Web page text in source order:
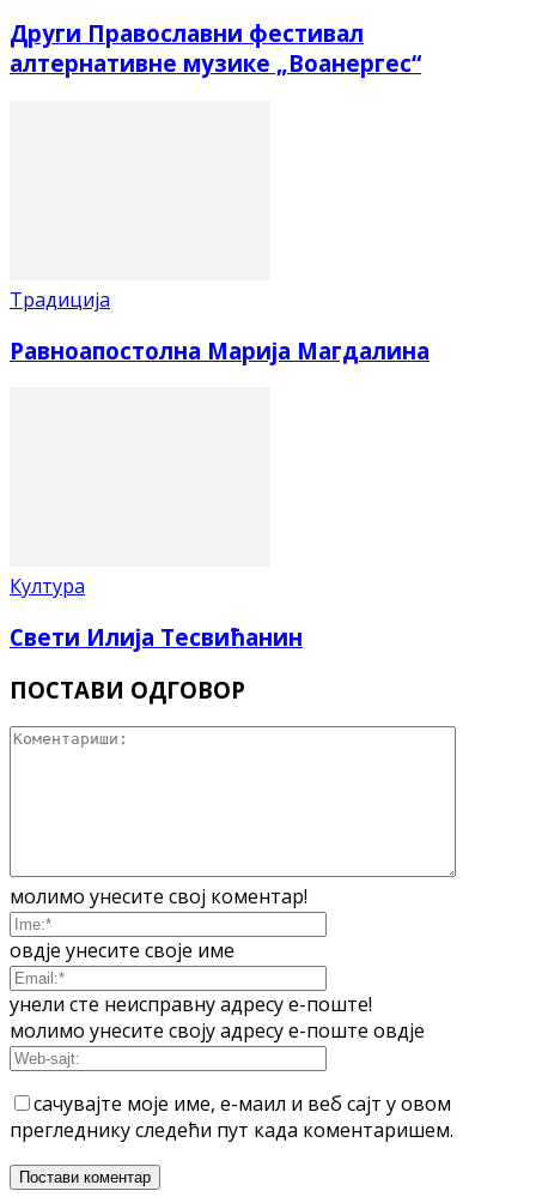
Други Православни фестивал
алтернативне музике „Воанергес“
Традиција
Равноапостолна Марија Магдалина
Култура
Свети Илија Тесвићанин
ПОСТАВИ ОДГОВОР
молимо унесите свој коментар!
овдје унесите своје име
унели сте неисправну адресу е-поште!
молимо унесите своју адресу е-поште овдје
сачувајте моје име, е-маил и веб сајт у овом
прегледнику следећи пут када коментаришем.